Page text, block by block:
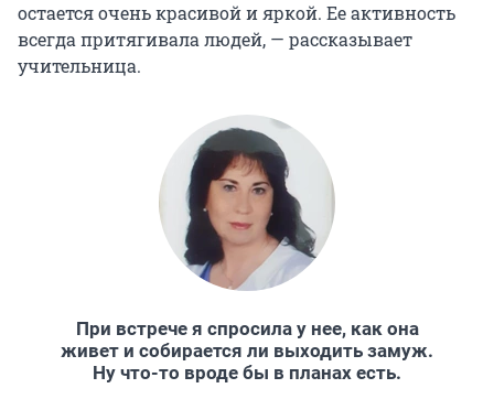
остается очень красивой и яркой. Ее активность
всегда притягивала людей, — рассказывает
учительница.
При встрече я спросила у нее, как она
живет и собирается ли выходить замуж.
Ну что-то вроде бы в планах есть.